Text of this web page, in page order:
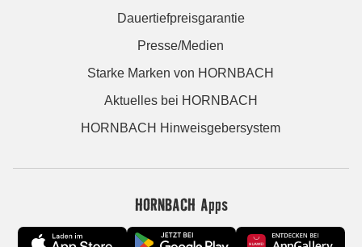
Dauertiefpreisgarantie
Presse/Medien
Starke Marken von HORNBACH
Aktuelles bei HORNBACH
HORNBACH Hinweisgebersystem
HORNBACH Apps